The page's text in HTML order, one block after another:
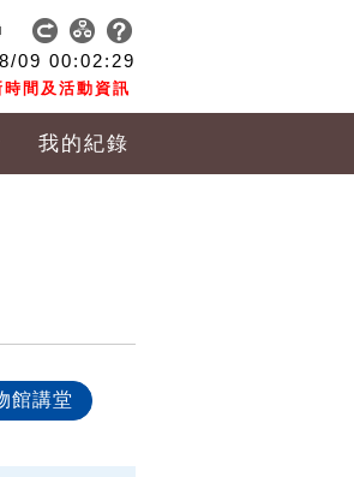
09 00:02:30
間及活動資訊
我的紀錄
館講堂